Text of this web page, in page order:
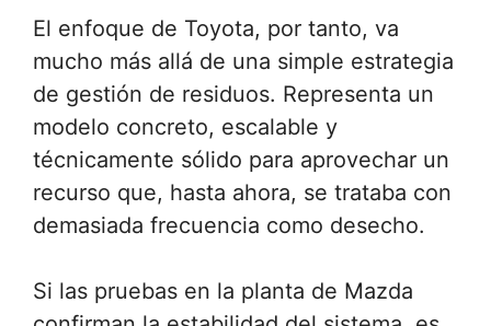
El enfoque de Toyota, por tanto, va
mucho más allá de una simple estrategia
de gestión de residuos. Representa un
modelo concreto, escalable y
técnicamente sólido para aprovechar un
recurso que, hasta ahora, se trataba con
demasiada frecuencia como desecho.
Si las pruebas en la planta de Mazda